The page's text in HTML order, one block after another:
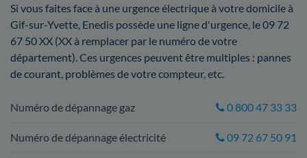
Si vous faites face à une urgence électrique à votre domicile à
Gif-sur-Yvette, Enedis possède une ligne d'urgence, le 09 72
67 50 XX (XX à remplacer par le numéro de votre
département). Ces urgences peuvent être multiples : pannes
de courant, problèmes de votre compteur, etc.
Numéro de dépannage gaz 0 800 47 33 33
Numéro de dépannage électricité 09 72 67 50 91